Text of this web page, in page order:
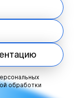
обработки